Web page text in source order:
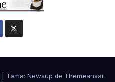
Tema: Newsup de Themeansar